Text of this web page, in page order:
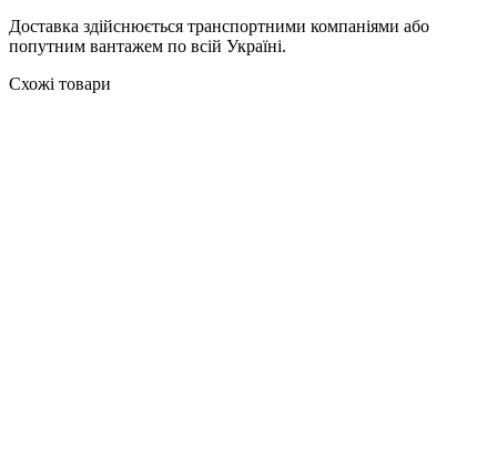
Доставка здійснюється транспортними компаніями або
попутним вантажем по всій Україні.
Схожі товари